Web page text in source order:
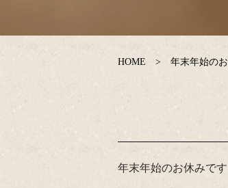
HOME 年末年始の
年末年始のお休みです